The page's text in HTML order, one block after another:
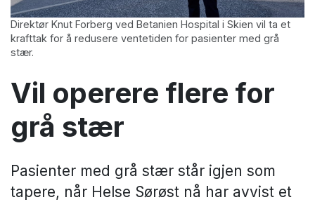
Direktør Knut Forberg ved Betanien Hospital i Skien vil ta et
krafttak for å redusere ventetiden for pasienter med grå
stær.
Vil operere flere for
grå stær
Pasienter med grå stær står igjen som
tapere, når Helse Sørøst nå har avvist et